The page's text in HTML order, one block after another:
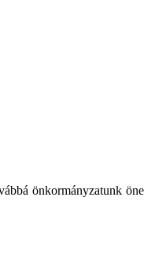
önkormányzatunk